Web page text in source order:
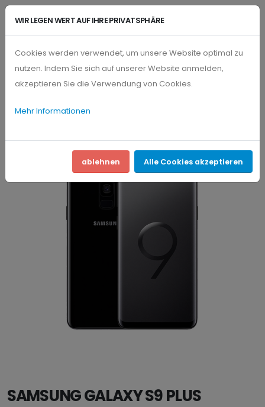
PRODUKTE SAMSUNG
SAMSUNG GALAXY S9 PLUS
WIR LEGEN WERT AUF IHRE PRIVATSPHÄRE
Cookies werden verwendet, um unsere Website optimal zu
nutzen. Indem Sie sich auf unserer Website anmelden,
akzeptieren Sie die Verwendung von Cookies.
Mehr Informationen
ablehnen Alle Cookies akzeptieren